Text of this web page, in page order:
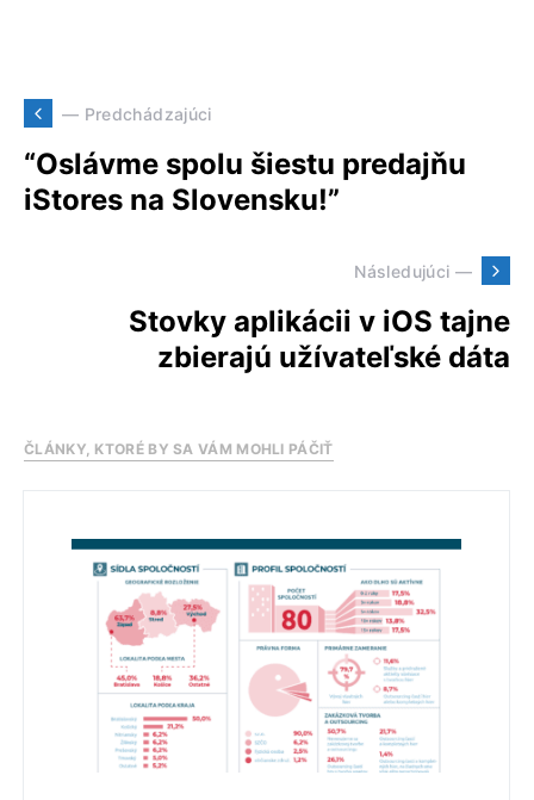
— Predchádzajúci
“Oslávme spolu šiestu predajňu
iStores na Slovensku!”
Následujúci —
Stovky aplikácii v iOS tajne
zbierajú užívateľské dáta
ČLÁNKY, KTORÉ BY SA VÁM MOHLI PÁČIŤ